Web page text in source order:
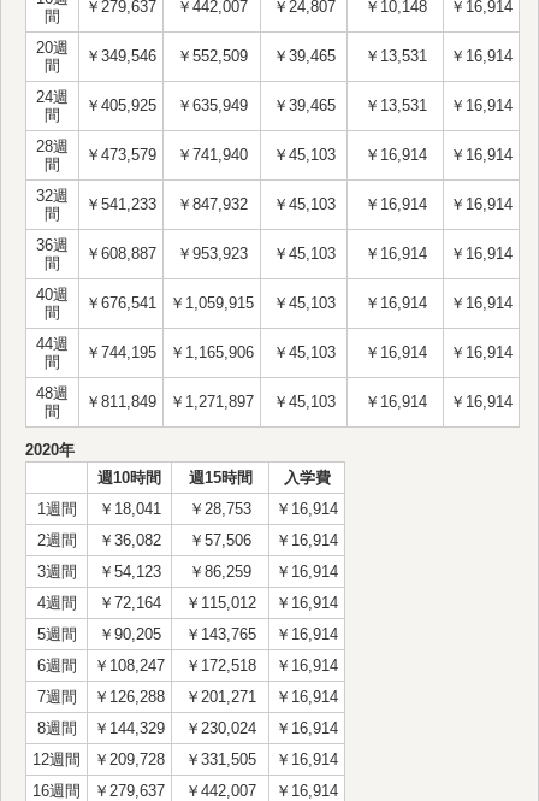
間
￥279,637 ￥442,007 ￥24,807 ￥10,148 ￥16,914
20週
間
￥349,546 ￥552,509 ￥39,465 ￥13,531 ￥16,914
24週
間
￥405,925 ￥635,949 ￥39,465 ￥13,531 ￥16,914
28週
間
￥473,579 ￥741,940 ￥45,103 ￥16,914 ￥16,914
32週
間
￥541,233 ￥847,932 ￥45,103 ￥16,914 ￥16,914
36週
間
￥608,887 ￥953,923 ￥45,103 ￥16,914 ￥16,914
40週
間
￥676,541 ￥1,059,915 ￥45,103 ￥16,914 ￥16,914
44週
間
￥744,195 ￥1,165,906 ￥45,103 ￥16,914 ￥16,914
48週
間
￥811,849 ￥1,271,897 ￥45,103 ￥16,914 ￥16,914
2020年
週10時間
週15時間
入学費
1週間
￥18,041 ￥28,753
￥16,914
2週間
￥36,082 ￥57,506
￥16,914
3週間
￥54,123 ￥86,259
￥16,914
4週間
￥72,164 ￥115,012
￥16,914
5週間
￥90,205 ￥143,765
￥16,914
6週間
￥108,247 ￥172,518
￥16,914
7週間
￥126,288 ￥201,271
￥16,914
8週間
￥144,329 ￥230,024
￥16,914
12週間
￥209,728 ￥331,505
￥16,914
16週間
￥279,637 ￥442,007
￥16,914